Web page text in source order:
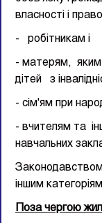
власності і
- робітникам і
- матерям, яким
дітей з
- сім'ям при
- вчителям та
навчальних
іншим
Поза чергою